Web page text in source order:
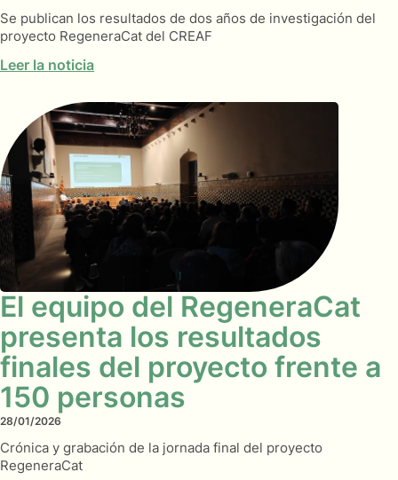
Se publican los resultados de dos años de investigación del
proyecto RegeneraCat del CREAF
Leer la noticia
El equipo del RegeneraCat
presenta los resultados
finales del proyecto frente a
150 personas
28/01/2026
Crónica y grabación de la jornada final del proyecto
RegeneraCat